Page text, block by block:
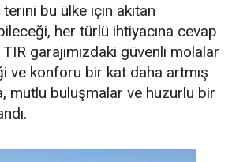
bu ülke için akıtan
her türlü ihtiyacına cevap
garajımızdaki güvenli molalar
ve konforu bir kat daha artmış
mutlu buluşmalar ve huzurlu bir